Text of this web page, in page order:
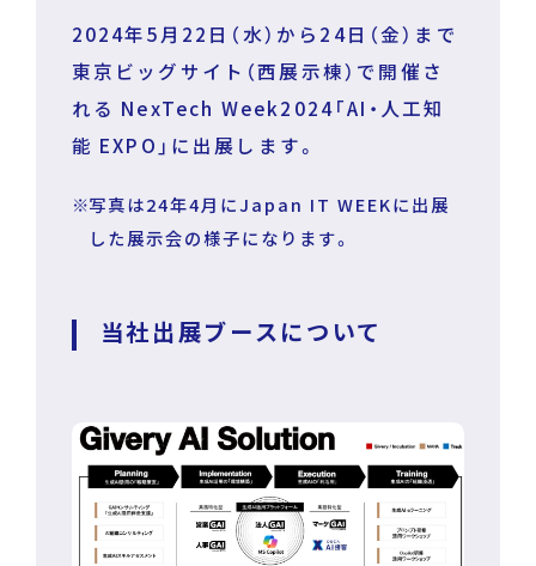
DECA Training
2024年5月22日（水）から24日（金）まで
東京ビッグサイト（西展示棟）で開催さ
れる NexTech Week2024「AI・人工知
能 EXPO」に出展します。
写真は24年4月にJapan IT WEEKに出展
した展示会の様子になります。
当社出展ブースについて